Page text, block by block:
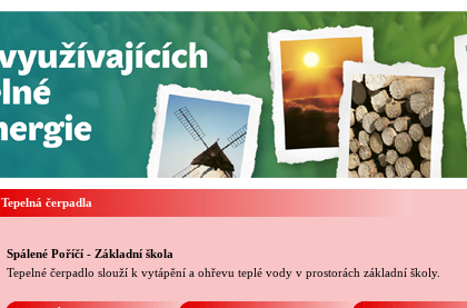
Tepelná čerpadla
Spálené Poříčí - Základní škola
Tepelné čerpadlo slouží k vytápění a ohřevu teplé vody v prostorách základní školy.